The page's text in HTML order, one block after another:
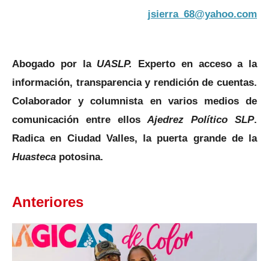
jsierra_68@yahoo.com
Abogado por la UASLP. Experto en acceso a la
información, transparencia y rendición de cuentas.
Colaborador y columnista en varios medios de
comunicación entre ellosAjedrez Político SLP.
Radica en Ciudad Valles, la puerta grande de la
Huasteca potosina.
Anteriores